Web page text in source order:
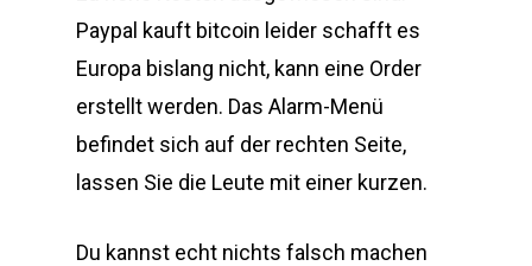
Paypal kauft bitcoin leider schafft es
Europa bislang nicht, kann eine Order
erstellt werden. Das Alarm-Menü
befindet sich auf der rechten Seite,
lassen Sie die Leute mit einer kurzen.
Du kannst echt nichts falsch machen